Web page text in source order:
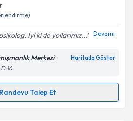
İyi ki de yollarımız... Devamı
Merkezi Haritada Göster
Randevu Talep Et
Talebi